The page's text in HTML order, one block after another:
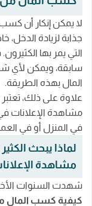
3. تطبيق Make Money
4. تطبيق AppNana
5. تطبيق CashKarma
6. تطبيق Slidejoy
نصائح لزيادة
الاعلانات
ما هي
لا يمكن إنكار أن
جذابة لزيادة
التي يمر بها
سابقة، ويمكن لأي
المال بهذه الطريقة.
علاوة على ذلك،
مشاهدة الإعلانات
في المنزل أو في
لماذا يبحث
مشاهدة
شهدت السنوات
كيفية كسب المال